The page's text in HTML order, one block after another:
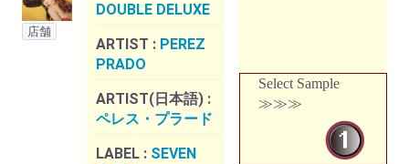
店舗
DOUBLE DELUXE
ARTIST : PEREZ
PRADO
ARTIST(日本語) :
ペレス・プラード
LABEL : SEVEN
Select Sample
≫≫≫